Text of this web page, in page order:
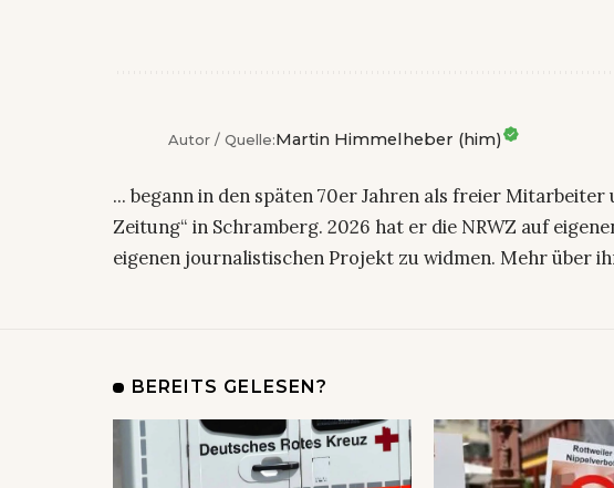
Autor / Quelle:Martin Himmelheber (him)
... begann in den späten 70er Jahren als freier
Zeitung“ in Schramberg. 2026 hat er die NRWZ auf
eigenen journalistischen Projekt zu widmen. Mehr über
BEREITS GELESEN?